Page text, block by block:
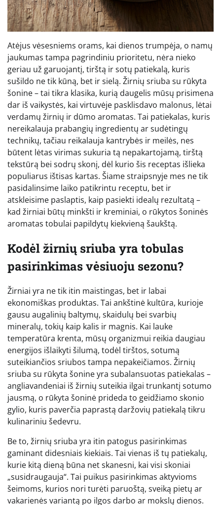
Atėjus vėsesniems orams, kai dienos trumpėja, o namų
jaukumas tampa pagrindiniu prioritetu, nėra nieko
geriau už garuojantį, tirštą ir sotų patiekalą, kuris
sušildo ne tik kūną, bet ir sielą. Žirnių sriuba su rūkyta
šonine – tai tikra klasika, kurią daugelis mūsų prisimena
dar iš vaikystės, kai virtuvėje pasklisdavo malonus, lėtai
verdamų žirnių ir dūmo aromatas. Tai patiekalas, kuris
nereikalauja prabangių ingredientų ar sudėtingų
technikų, tačiau reikalauja kantrybės ir meilės, nes
būtent lėtas virimas sukuria tą nepakartojamą, tirštą
tekstūrą bei sodrų skonį, dėl kurio šis receptas išlieka
populiarus ištisas kartas. Šiame straipsnyje mes ne tik
pasidalinsime laiko patikrintu receptu, bet ir
atskleisime paslaptis, kaip pasiekti idealų rezultatą –
kad žirniai būtų minkšti ir kreminiai, o rūkytos šoninės
aromatas tobulai papildytų kiekvieną šaukštą.
Kodėl žirnių sriuba yra tobulas
pasirinkimas vėsiuoju sezonu?
Žirniai yra ne tik itin maistingas, bet ir labai
ekonomiškas produktas. Tai ankštinė kultūra, kurioje
gausu augalinių baltymų, skaidulų bei svarbių
mineralų, tokių kaip kalis ir magnis. Kai lauke
temperatūra krenta, mūsų organizmui reikia daugiau
energijos išlaikyti šilumą, todėl tirštos, sotumą
suteikiančios sriubos tampa nepakeičiamos. Žirnių
sriuba su rūkyta šonine yra subalansuotas patiekalas –
angliavandeniai iš žirnių suteikia ilgai trunkantį sotumo
jausmą, o rūkyta šoninė prideda to geidžiamo skonio
gylio, kuris paverčia paprastą daržovių patiekalą tikru
kulinariniu šedevru.
Be to, žirnių sriuba yra itin patogus pasirinkimas
gaminant didesniais kiekiais. Tai vienas iš tų patiekalų,
kurie kitą dieną būna net skanesni, kai visi skoniai
„susidraugauja“. Tai puikus pasirinkimas aktyvioms
šeimoms, kurios nori turėti paruoštą, sveiką pietų ar
vakarienės variantą po ilgos darbo ar mokslų dienos.